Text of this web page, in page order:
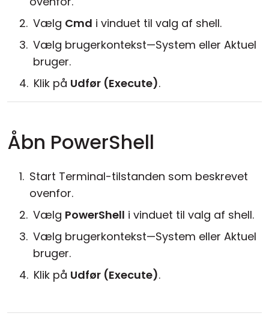
Vælg Cmd i vinduet til valg af shell.
Vælg brugerkontekst—System eller Aktuel
bruger.
Klik på Udfør (Execute).
Åbn PowerShell
Start Terminal-tilstanden som beskrevet
ovenfor.
Vælg PowerShell i vinduet til valg af shell.
Vælg brugerkontekst—System eller Aktuel
bruger.
Klik på Udfør (Execute).